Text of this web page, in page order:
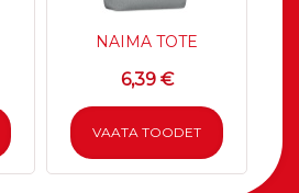
NAIMA TOTE
6,39 €
VAATA TOODET